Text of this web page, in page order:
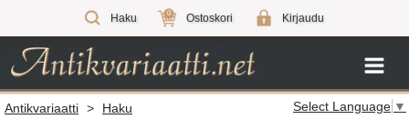
Haku 0 Ostoskori Kirjaudu
Select Language ▼
Antikvariaatti > Haku